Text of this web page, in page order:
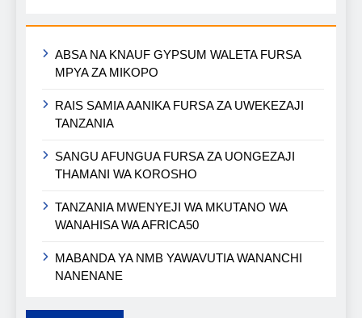
ABSA NA KNAUF GYPSUM WALETA FURSA
MPYA ZA MIKOPO
RAIS SAMIA AANIKA FURSA ZA UWEKEZAJI
TANZANIA
SANGU AFUNGUA FURSA ZA UONGEZAJI
THAMANI WA KOROSHO
TANZANIA MWENYEJI WA MKUTANO WA
WANAHISA WA AFRICA50
MABANDA YA NMB YAWAVUTIA WANANCHI
NANENANE